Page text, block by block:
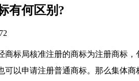
有何区别?
72
局核准注册的商标为注册商标，
可以申请注册普通商标。那么集体